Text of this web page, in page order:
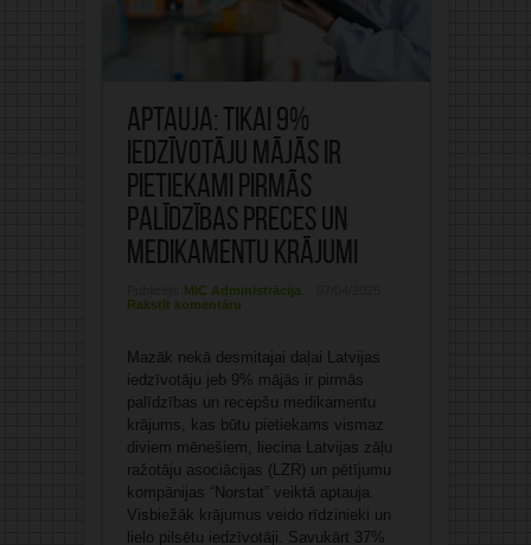
Aptauja: Tikai 9%
iedzīvotāju mājās ir
pietiekami pirmās
palīdzības preces un
medikamentu krājumi
MIC Administrācija
Rakstīt komentāru
Mazāk nekā desmitajai daļai Latvijas
iedzīvotāju jeb 9% mājās ir pirmās
palīdzības un recepšu medikamentu
krājums, kas būtu pietiekams vismaz
diviem mēnešiem, liecina Latvijas zāļu
ražotāju asociācijas (LZR) un pētījumu
kompānijas “Norstat” veiktā aptauja.
Visbiežāk krājumus veido rīdzinieki un
lielo pilsētu iedzīvotāji. Savukārt 37%